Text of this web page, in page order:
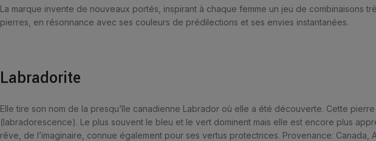
La marque invente de nouveaux portés, inspirant à chaque femme un jeu de combinaisons
pierres, en résonnance avec ses couleurs de prédilections et ses envies instantanées.
Labradorite
Elle tire son nom de la presqu’île canadienne Labrador où elle a été découverte. Cette
(labradorescence). Le plus souvent le bleu et le vert dominent mais elle est encore plus
rêve, de l’imaginaire, connue également pour ses vertus protectrices. Provenance: Canada,